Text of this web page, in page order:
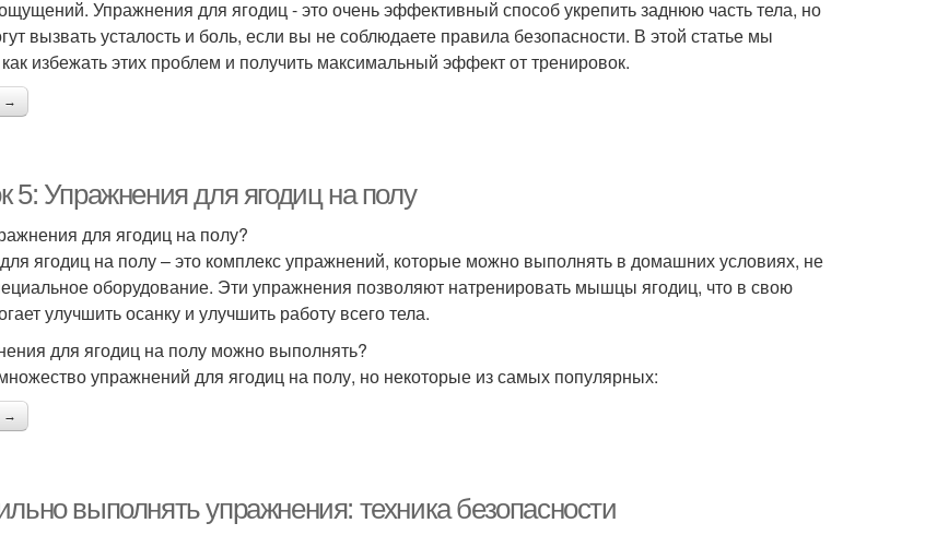
Упражнения для ягодиц - это очень эффективный способ укрепить заднюю часть тела, но
вызвать усталость и боль, если вы не соблюдаете правила безопасности. В этой статье мы
избежать этих проблем и получить максимальный эффект от тренировок.
→
5: Упражнения для ягодиц на полу
для ягодиц на полу?
ягодиц на полу – это комплекс упражнений, которые можно выполнять в домашних условиях, не
оборудование. Эти упражнения позволяют натренировать мышцы ягодиц, что в свою
улучшить осанку и улучшить работу всего тела.
для ягодиц на полу можно выполнять?
упражнений для ягодиц на полу, но некоторые из самых популярных:
→
выполнять упражнения: техника безопасности